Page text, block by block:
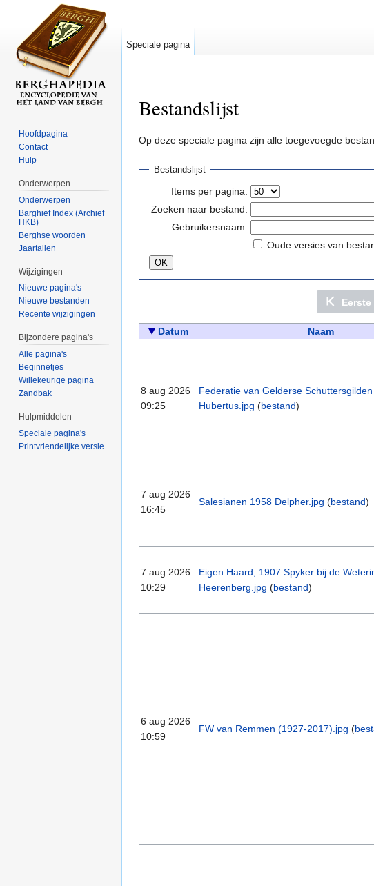
Bestandslijst
Op deze speciale pagina zijn alle toegevoegde
Bestandslijst
Items per pagina:
Zoeken naar bestand:
Gebruikersnaam:
Oude versies van
Datum Naam
8 aug 2026
09:25
Federatie van Gelderse
Hubertus.jpg (bestand)
7 aug 2026
16:45
Salesianen 1958 Delpher.jpg (bestand)
7 aug 2026
10:29
Eigen Haard, 1907 Spyker bij de
Heerenberg.jpg (bestand)
6 aug 2026
10:59
FW van Remmen (1927-2017).jpg (
Speciale pagina
Hoofdpagina
Contact
Hulp
Onderwerpen
Onderwerpen
Barghief Index (Archief
HKB)
Berghse woorden
Jaartallen
Wijzigingen
Nieuwe pagina's
Nieuwe bestanden
Recente wijzigingen
Bijzondere pagina's
Alle pagina's
Beginnetjes
Willekeurige pagina
Zandbak
Hulpmiddelen
Speciale pagina's
Printvriendelijke versie